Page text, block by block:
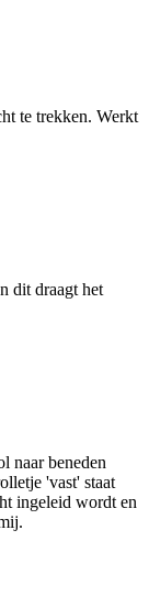
te trekken. Werkt
dit draagt het
naar beneden
'vast' staat
ingeleid wordt en